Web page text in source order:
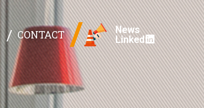
CONTACT
News
Linked